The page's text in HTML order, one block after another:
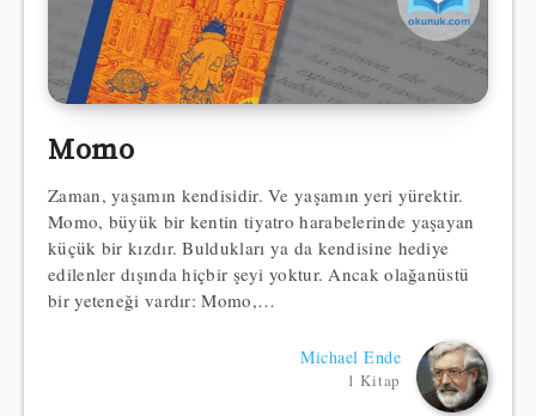
Momo
Zaman, yaşamın kendisidir. Ve yaşamın yeri yürektir.
Momo, büyük bir kentin tiyatro harabelerinde yaşayan
küçük bir kızdır. Buldukları ya da kendisine hediye
edilenler dışında hiçbir şeyi yoktur. Ancak olağanüstü
bir yeteneği vardır: Momo,…
Michael Ende
1 Kitap